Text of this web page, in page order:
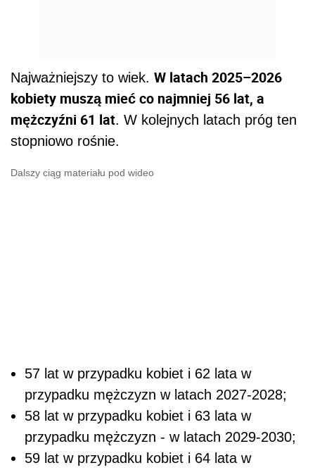
Najważniejszy to wiek. W latach 2025–2026
kobiety muszą mieć co najmniej 56 lat, a
mężczyźni 61 lat. W kolejnych latach próg ten
stopniowo rośnie.
Dalszy ciąg materiału pod wideo
57 lat w przypadku kobiet i 62 lata w
przypadku mężczyzn w latach 2027-2028;
58 lat w przypadku kobiet i 63 lata w
przypadku mężczyzn - w latach 2029-2030;
59 lat w przypadku kobiet i 64 lata w